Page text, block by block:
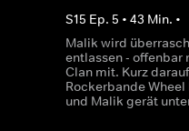
S15 Ep. 5 • 43 Min. •
Malik wird
entlassen - offenbar
Clan mit. Kurz
Rockerbande
und Malik gerät